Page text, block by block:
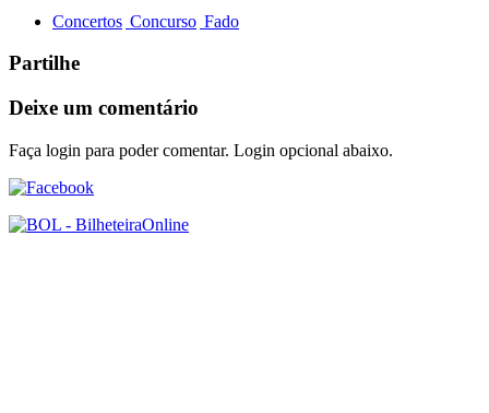
Concertos Concurso Fado
Partilhe
Deixe um comentário
Faça login para poder comentar. Login opcional abaixo.